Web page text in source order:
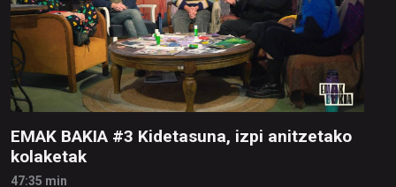
EMAK BAKIA #3 Kidetasuna, izpi anitzetako
kolaketak
47:35 min